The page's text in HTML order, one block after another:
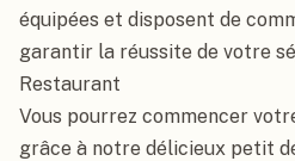
équipées et disposent de
garantir la réussite de votre
Restaurant
Vous pourrez commencer
grâce à notre délicieux petit